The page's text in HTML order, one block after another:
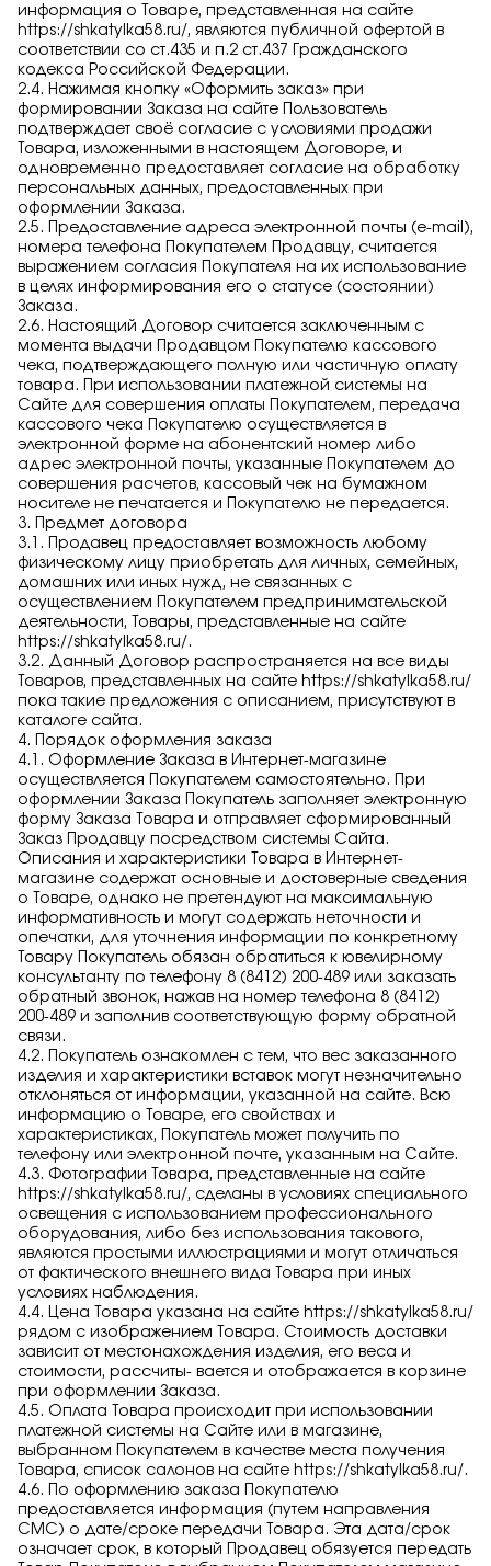
информация о Товаре, представленная на сайте
https://shkatylka58.ru/, являются публичной офертой в
соответствии со ст.435 и п.2 ст.437 Гражданского
кодекса Российской Федерации.
2.4. Нажимая кнопку «Оформить заказ» при
формировании Заказа на сайте Пользователь
подтверждает своё согласие с условиями продажи
Товара, изложенными в настоящем Договоре, и
одновременно предоставляет согласие на обработку
персональных данных, предоставленных при
оформлении Заказа.
2.5. Предоставление адреса электронной почты (e-mail),
номера телефона Покупателем Продавцу, считается
выражением согласия Покупателя на их использование
в целях информирования его о статусе (состоянии)
Заказа.
2.6. Настоящий Договор считается заключенным с
момента выдачи Продавцом Покупателю кассового
чека, подтверждающего полную или частичную оплату
товара. При использовании платежной системы на
Сайте для совершения оплаты Покупателем, передача
кассового чека Покупателю осуществляется в
электронной форме на абонентский номер либо
адрес электронной почты, указанные Покупателем до
совершения расчетов, кассовый чек на бумажном
носителе не печатается и Покупателю не передается.
3. Предмет договора
3.1. Продавец предоставляет возможность любому
физическому лицу приобретать для личных, семейных,
домашних или иных нужд, не связанных с
осуществлением Покупателем предпринимательской
деятельности, Товары, представленные на сайте
https://shkatylka58.ru/.
3.2. Данный Договор распространяется на все виды
Товаров, представленных на сайте https://shkatylka58.ru/
пока такие предложения с описанием, присутствуют в
каталоге сайта.
4. Порядок оформления заказа
4.1. Оформление Заказа в Интернет-магазине
осуществляется Покупателем самостоятельно. При
оформлении Заказа Покупатель заполняет электронную
форму Заказа Товара и отправляет сформированный
Заказ Продавцу посредством системы Сайта.
Описания и характеристики Товара в Интернет-
магазине содержат основные и достоверные сведения
о Товаре, однако не претендуют на максимальную
информативность и могут содержать неточности и
опечатки, для уточнения информации по конкретному
Товару Покупатель обязан обратиться к ювелирному
консультанту по телефону 8 (8412) 200-489 или заказать
обратный звонок, нажав на номер телефона 8 (8412)
200-489 и заполнив соответствующую форму обратной
связи.
4.2. Покупатель ознакомлен с тем, что вес заказанного
изделия и характеристики вставок могут незначительно
отклоняться от информации, указанной на сайте. Всю
информацию о Товаре, его свойствах и
характеристиках, Покупатель может получить по
телефону или электронной почте, указанным на Сайте.
4.3. Фотографии Товара, представленные на сайте
https://shkatylka58.ru/, сделаны в условиях специального
освещения с использованием профессионального
оборудования, либо без использования такового,
являются простыми иллюстрациями и могут отличаться
от фактического внешнего вида Товара при иных
условиях наблюдения.
4.4. Цена Товара указана на сайте https://shkatylka58.ru/
рядом с изображением Товара. Стоимость доставки
зависит от местонахождения изделия, его веса и
стоимости, рассчиты- вается и отображается в корзине
при оформлении Заказа.
4.5. Оплата Товара происходит при использовании
платежной системы на Сайте или в магазине,
выбранном Покупателем в качестве места получения
Товара, список салонов на сайте https://shkatylka58.ru/.
4.6. По оформлению заказа Покупателю
предоставляется информация (путем направления
СМС) о дате/сроке передачи Товара. Эта дата/срок
означает срок, в который Продавец обязуется передать